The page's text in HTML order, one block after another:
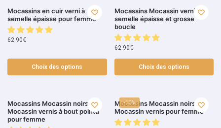
Mocassins en cuir verni à
semelle épaisse pour femme
62.90€
Choix des options
Mocassins Mocassin vernis à
semelle épaisse et grosse
boucle
62.90€
Choix des options
Mocassins Mocassin noirs
Mocassin vernis à bout pointu
pour femme
-10%
Mocassins Mocassin noirs
Mocassin vernis pour femme